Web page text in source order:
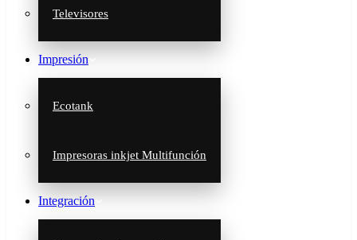
Televisores
Impresión
Ecotank
Impresoras inkjet Multifunción
Integración